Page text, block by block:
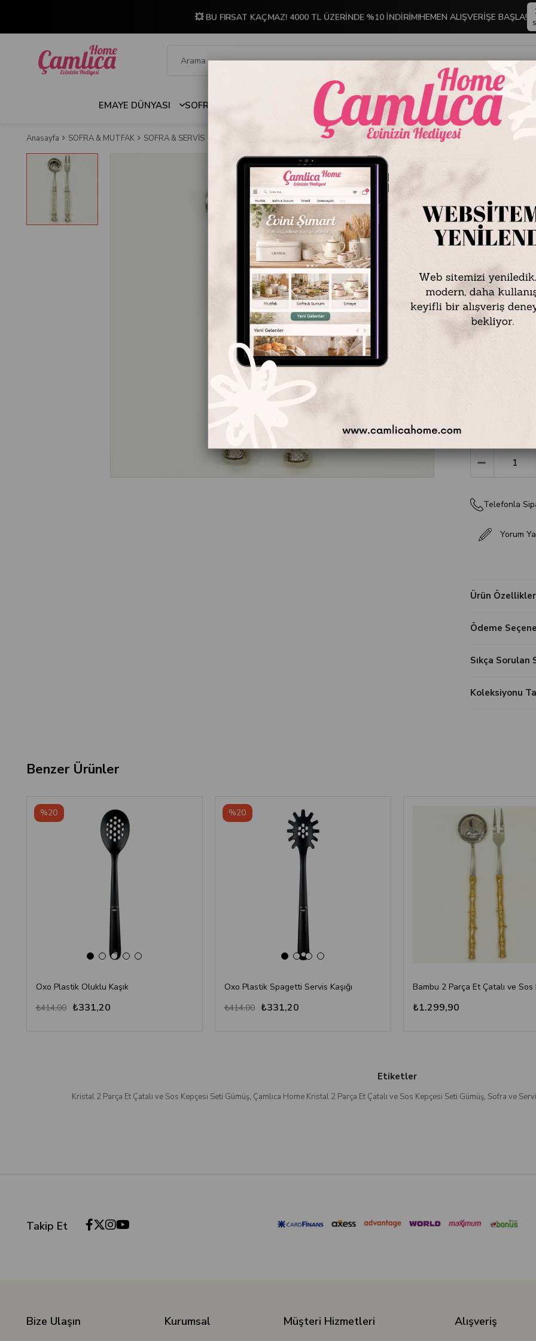
💥 BU FIRSAT KAÇMAZ! 4000 TL ÜZERİNDE %10 İNDİRİM!HEMEN ALIŞVERİŞE BAŞLA!
EMAYE DÜNYASI SOFRA & MUTFAK İNDİRİMLİ ÜRÜNLER DEKORASYON TABLO KOLEKSİYONU
Anasayfa SOFRA & MUTFAK SOFRA & SERVİS Kristal 2 Parça Et Çatalı ve Sos Kepçesi Seti Gümüş
Kristal
Stok Kodu
DH-
Marka Çamlıca
Kristal 2
1 Adet Et
1 Adet Sos
Telefonla
Yorum
Ürün
Ödeme
Sıkça Sorulan
Koleksiyonu
Benzer Ürünler
Oxo Plastik Oluklu Kaşık
₺331,20
₺414,00
%20
Oxo Plastik Spagetti Servis Kaşığı
₺331,20
₺414,00
%20
₺1.299,90
Etiketler
Kristal 2 Parça Et Çatalı ve Sos Kepçesi Seti Gümüş, Çamlıca Home Kristal 2 Parça Et Çatalı ve Sos Kepçesi Seti Gümüş, Sofra ve
Takip Et
Bize Ulaşın Kurumsal Müşteri Hizmetleri Alışveriş